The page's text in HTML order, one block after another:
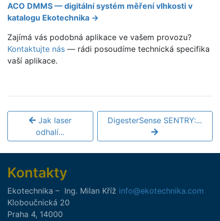
ACO DMMS — digitální systém měření vlhkosti v
katalogu Ekotechnika →
Zajímá vás podobná aplikace ve vašem provozu?
Kontaktujte nás — rádi posoudíme technická specifika
vaší aplikace.
Jak laser
odhalí...
DigesterSense SENTRY:...
Kontakty
Ekotechnika – Ing. Milan Kříž info@ekotechnika.com
Kloboučnická 20
Praha 4, 14000